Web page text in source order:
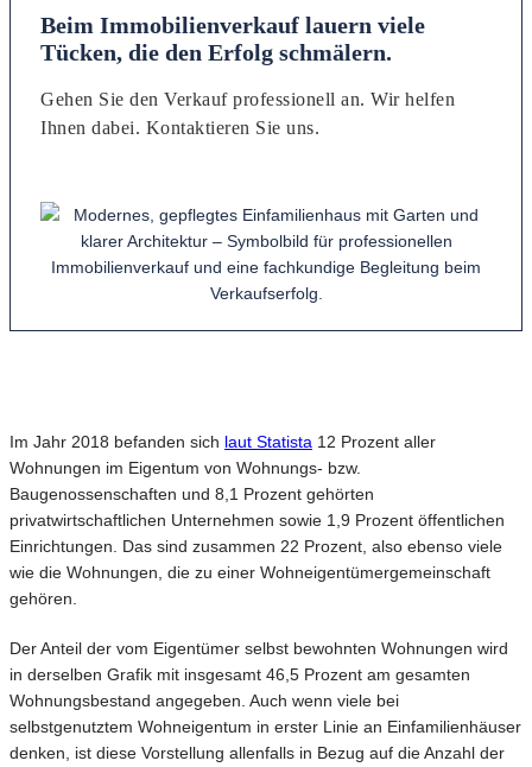
Beim Immobilienverkauf lauern viele
Tücken, die den Erfolg schmälern.
Gehen Sie den Verkauf professionell an. Wir helfen
Ihnen dabei. Kontaktieren Sie uns.
Im Jahr 2018 befanden sich laut Statista 12 Prozent aller
Wohnungen im Eigentum von Wohnungs- bzw.
Baugenossenschaften und 8,1 Prozent gehörten
privatwirtschaftlichen Unternehmen sowie 1,9 Prozent öffentlichen
Einrichtungen. Das sind zusammen 22 Prozent, also ebenso viele
wie die Wohnungen, die zu einer Wohneigentümergemeinschaft
gehören.
Der Anteil der vom Eigentümer selbst bewohnten Wohnungen wird
in derselben Grafik mit insgesamt 46,5 Prozent am gesamten
Wohnungsbestand angegeben. Auch wenn viele bei
selbstgenutztem Wohneigentum in erster Linie an Einfamilienhäuser
denken, ist diese Vorstellung allenfalls in Bezug auf die Anzahl der